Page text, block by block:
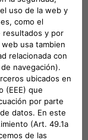
cuando
para
si tu
® Map